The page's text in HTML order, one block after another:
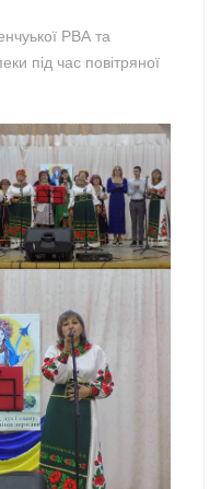
РВА та
під час повітряної